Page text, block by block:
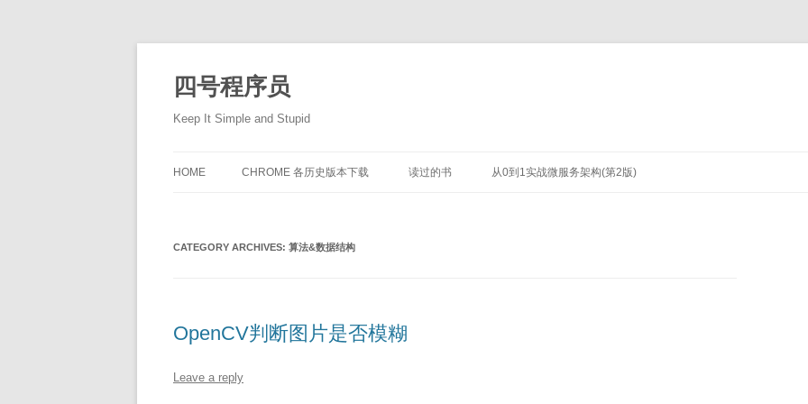
content
四号程序员
Keep It Simple and Stupid
HOME CHROME 各历史版本下载 读过的书 从0到1实战微服务架构(第2版)
CATEGORY ARCHIVES: 算法&数据结构
OpenCV判断图片是否模糊
Leave a reply